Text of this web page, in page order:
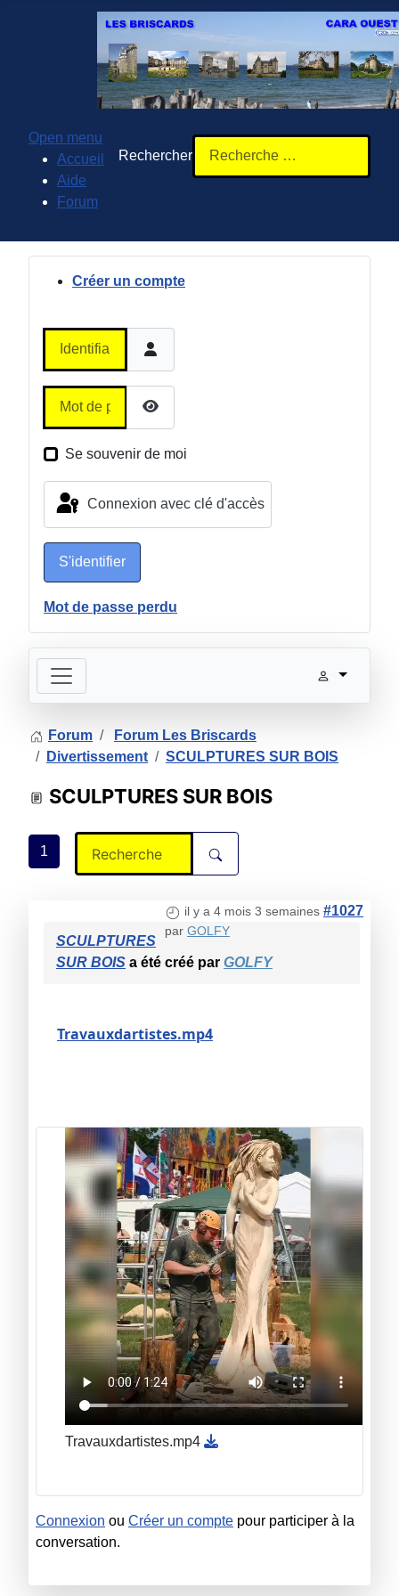
Open menu
Accueil
Aide
Forum
Rechercher
Créer un compte
Afficher le mot de passe
Se souvenir de moi
Connexion avec clé d'accès
S'identifier
Mot de passe perdu
Forum
Forum Les Briscards
Divertissement
SCULPTURES SUR BOIS
SCULPTURES SUR BOIS
1
il y a 4 mois 3 semaines #1027
par GOLFY
SCULPTURES
SUR BOIS a été créé par GOLFY
Travauxdartistes.mp4
Travauxdartistes.mp4
Connexion ou Créer un compte pour participer à la
conversation.